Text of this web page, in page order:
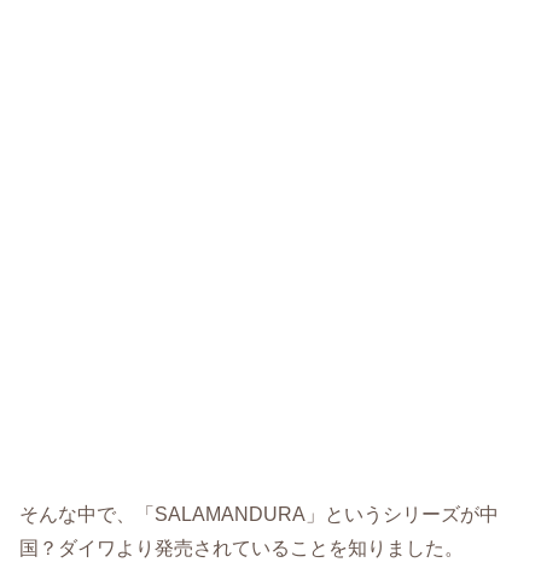
そんな中で、「SALAMANDURA」というシリーズが中
国？ダイワより発売されていることを知りました。